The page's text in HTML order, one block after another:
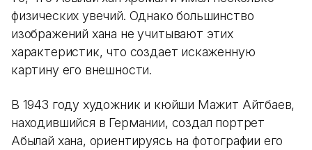
физических увечий. Однако большинство
изображений хана не учитывают этих
характеристик, что создает искаженную
картину его внешности.
В 1943 году художник и кюйши Мажит Айтбаев,
находившийся в Германии, создал портрет
Абылай хана, ориентируясь на фотографии его